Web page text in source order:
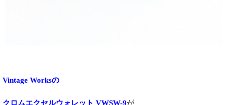
Vintage Worksの
クロムエクセルウォレット VWSW-9が